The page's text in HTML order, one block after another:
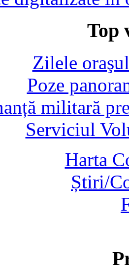
Top
Zilele
Poze
militară
Serviciul
Harta
Știri/